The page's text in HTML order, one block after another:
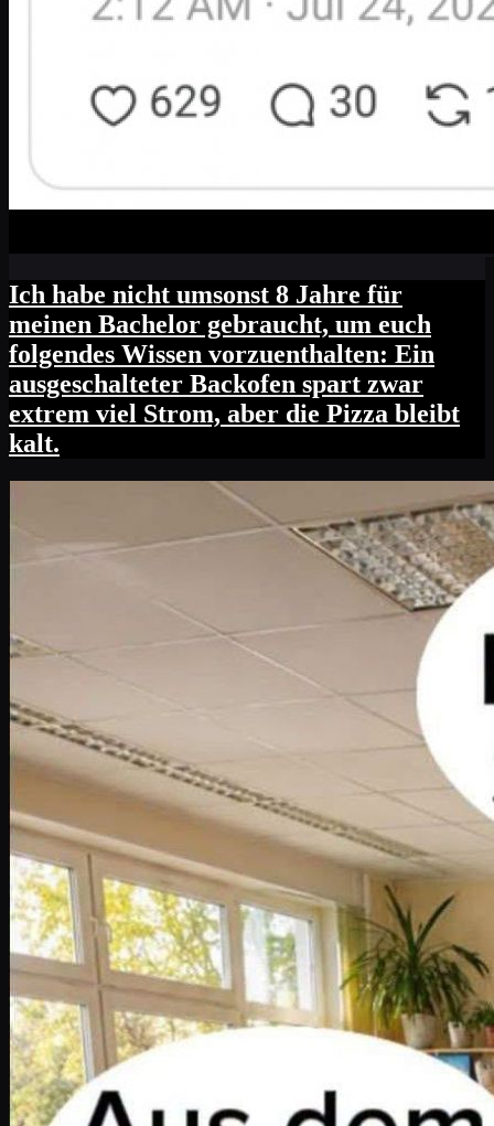
Ich habe nicht umsonst 8 Jahre für
meinen Bachelor gebraucht, um euch
folgendes Wissen vorzuenthalten: Ein
ausgeschalteter Backofen spart zwar
extrem viel Strom, aber die Pizza bleibt
kalt.